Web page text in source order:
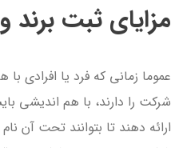
مزایای ثبت
عموما زمانی که فرد یا افرادی
شرکت را دارند، با هم اندیشی
ارائه دهند تا بتوانند تحت آن